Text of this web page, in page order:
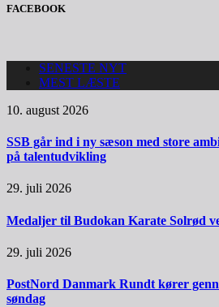
FACEBOOK
SENESTE NYT
MEST LÆSTE
10. august 2026
SSB går ind i ny sæson med store
på talentudvikling
29. juli 2026
Medaljer til Budokan Karate Solrød
29. juli 2026
PostNord Danmark Rundt kører
søndag